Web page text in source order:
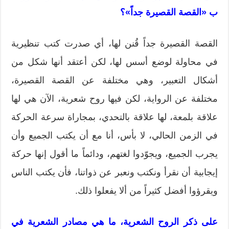
ب «القصة القصيرة جداً»؟
القصة القصيرة جداً قُنن لها، أي صدرت كتب تنظيرية
في محاولة لوضع أسس لها، لكن أعتقد أنها شكل من
أشكال التعبير، وهي مختلفة عن القصة القصيرة،
مختلفة عن الرواية، لكن فيها روح شعرية، الآن هي لها
علاقة بلمعة، لها علاقة بالتحدي، بمجاراة سرعة الحركة
في الزمن الحالي، لا بأس، أنا مع أن يكتب الجميع وأن
يجرب الجميع، ويجوّدوا لغتهم، ودائماً ما أقول إنها حركة
إيجابية أن نقرأ ونكتب ونعبر عن ذواتنا، فأن يكتب الناس
ويقرؤوا أفضل كثيراً من ألا يفعلوا ذلك.
على ذكر الروح الشعرية، ما هي مصادر الشعرية في